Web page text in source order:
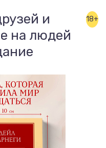
и
на людей
18+